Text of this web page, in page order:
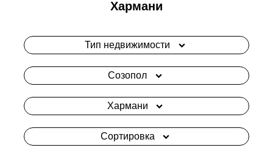
Хармани
Тип недвижимости
Созопол
Хармани
Сортировка